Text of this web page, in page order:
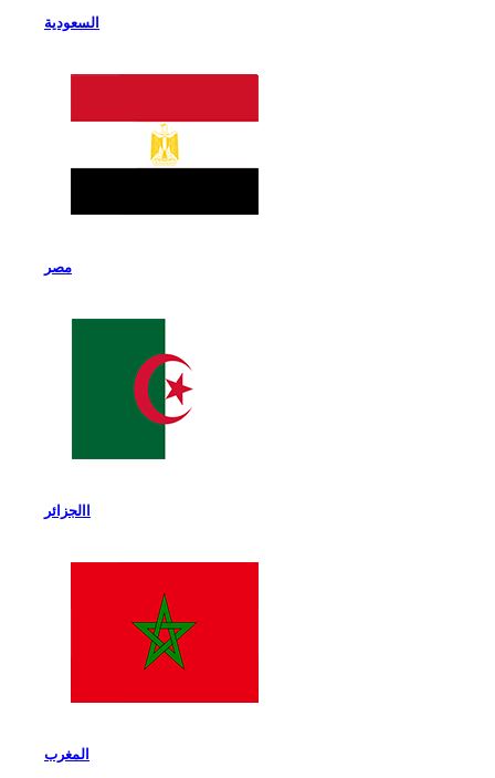
السعودية
مصر
االجزائر
المغرب